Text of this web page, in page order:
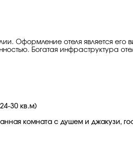
Оформление отеля является
Богатая инфраструктура
30 кв.м)
комната с душем и джакузи,